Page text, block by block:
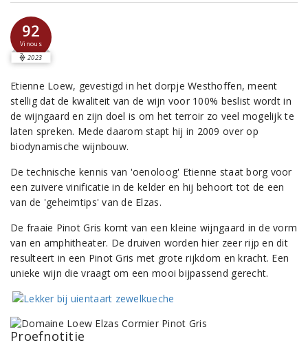
92
Vinous
2023
Etienne Loew, gevestigd in het dorpje Westhoffen, meent
stellig dat de kwaliteit van de wijn voor 100% beslist wordt in
de wijngaard en zijn doel is om het terroir zo veel mogelijk te
laten spreken. Mede daarom stapt hij in 2009 over op
biodynamische wijnbouw.
De technische kennis van 'oenoloog' Etienne staat borg voor
een zuivere vinificatie in de kelder en hij behoort tot de een
van de 'geheimtips' van de Elzas.
De fraaie Pinot Gris komt van een kleine wijngaard in de vorm
van en amphitheater. De druiven worden hier zeer rijp en dit
resulteert in een Pinot Gris met grote rijkdom en kracht. Een
unieke wijn die vraagt om een mooi bijpassend gerecht.
Proefnotitie